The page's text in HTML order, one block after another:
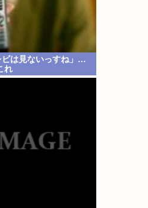
ビは見ないっすね」…
れ